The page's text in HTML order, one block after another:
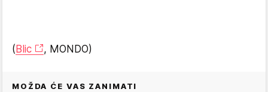
( Blic , MONDO)
MOŽDA ĆE VAS ZANIMATI